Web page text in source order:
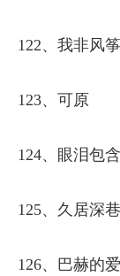
122、我非风
123、可原
124、眼泪包
125、久居深
126、巴赫的